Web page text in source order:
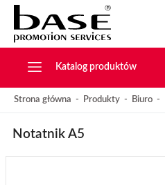
KONTAKT
Katalog produktów
Tekstylia
Świąteczne
Drobiazgi, Breloki
Strona główna Produkty Biuro
Notatnik A5